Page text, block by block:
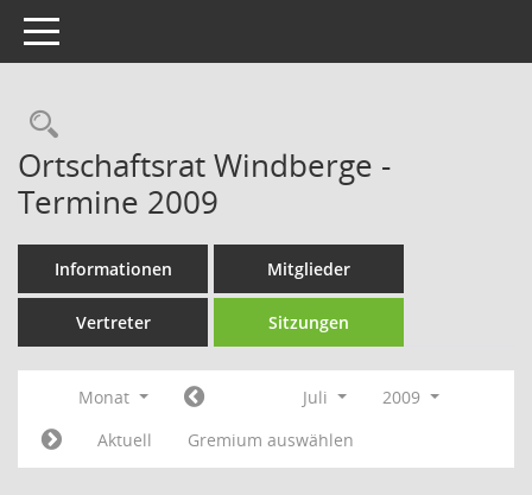
Toggle navigation
Rechercheauswahl
Ortschaftsrat Windberge -
Termine 2009
Informationen Mitglieder
Vertreter Sitzungen
Monat Juli
2009
Aktuell
Gremium auswählen